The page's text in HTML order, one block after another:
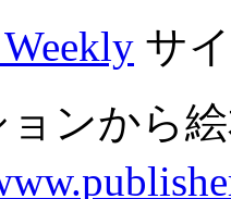
サ
ョンから